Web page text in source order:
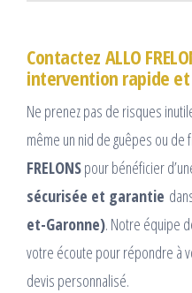
Contactez ALLO
intervention rapide
Ne prenez pas de risques
même un nid de guêpes ou de
FRELONSpour bénéficier
sécurisée et garantie
et-Garonne). Notre équipe
votre écoute pour répondre à
devis personnalisé.